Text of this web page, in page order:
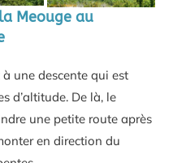
Meouge au
une descente qui est
d’altitude. De là, le
une petite route après
en direction du